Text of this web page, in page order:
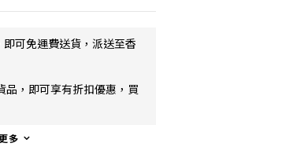
可免運費送貨，派送至香
品，即可享有折扣優惠，買
多